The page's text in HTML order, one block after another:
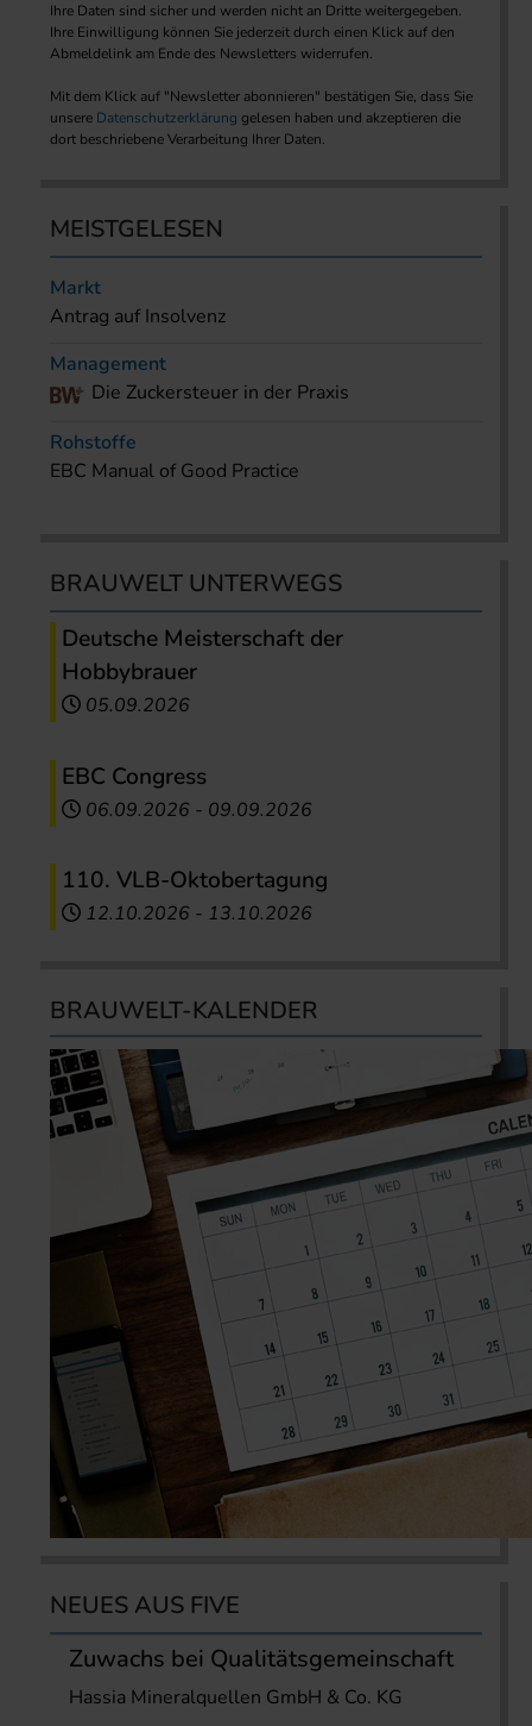
Ihre Daten sind sicher und werden nicht an Dritte weitergegeben.
Ihre Einwilligung können Sie jederzeit durch einen Klick auf den
Abmeldelink am Ende des Newsletters widerrufen.
Mit dem Klick auf "Newsletter abonnieren" bestätigen Sie, dass Sie
unsere Datenschutzerklärung gelesen haben und akzeptieren die
dort beschriebene Verarbeitung Ihrer Daten.
MEISTGELESEN
Markt
Antrag auf Insolvenz
Management
Die Zuckersteuer in der Praxis
Rohstoffe
EBC Manual of Good Practice
BRAUWELT UNTERWEGS
Deutsche Meisterschaft der
Hobbybrauer
05.09.2026
EBC Congress
06.09.2026 - 09.09.2026
110. VLB-Oktobertagung
12.10.2026 - 13.10.2026
BRAUWELT-KALENDER
NEUES AUS FIVE
Zuwachs bei Qualitätsgemeinschaft
Hassia Mineralquellen GmbH & Co. KG